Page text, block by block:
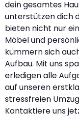
dein gesamtes
unterstützen dich
bieten nicht nur
Möbel und
kümmern sich
Aufbau. Mit uns
erledigen alle
auf unseren
stressfreien
Kontaktiere uns